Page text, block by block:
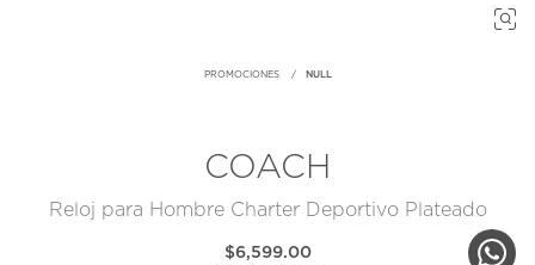
PROMOCIONES NULL
COACH
Reloj para Hombre Charter Deportivo Plateado
$6,599.00